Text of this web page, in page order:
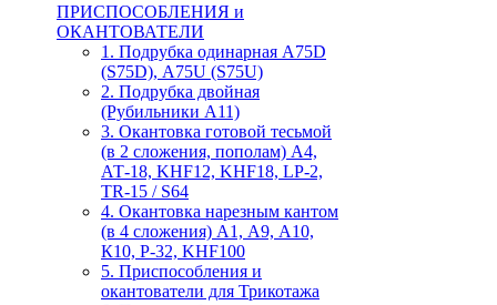
ПРИСПОСОБЛЕНИЯ и
ОКАНТОВАТЕЛИ
1. Подрубка одинарная А75D
(S75D), А75U (S75U)
2. Подрубка двойная
(Рубильники А11)
3. Окантовка готовой тесьмой
(в 2 сложения, пополам) А4,
АТ-18, KHF12, KHF18, LP-2,
TR-15 / S64
4. Окантовка нарезным кантом
(в 4 сложения) А1, А9, А10,
К10, Р-32, KHF100
5. Приспособления и
окантователи для Трикотажа